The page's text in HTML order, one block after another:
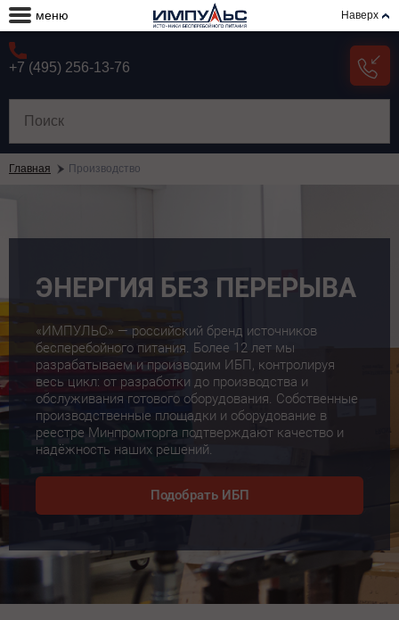
меню Наверх
+7 (495) 256-13-76
Главная Производство
ЭНЕРГИЯ БЕЗ ПЕРЕРЫВА
«ИМПУЛЬС» — российский бренд источников
бесперебойного питания. Более 12 лет мы
разрабатываем и производим ИБП, контролируя
весь цикл: от разработки до производства и
обслуживания готового оборудования. Собственные
производственные площадки и оборудование в
реестре Минпромторга подтверждают качество и
надёжность наших решений.
Подобрать ИБП